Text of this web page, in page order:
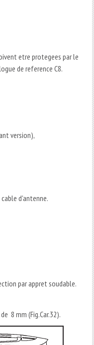
etre protegees par le
de reference C8.
version),
d'antenne.
par appret soudable.
8 mm (Fig.Car.32).